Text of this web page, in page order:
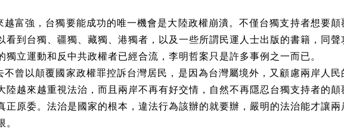
越富強，台獨要能成功的唯一機會是大陸政權崩潰。不僅台獨支持者想要顛
看到台獨、疆獨、藏獨、港獨者，以及一些所謂民運人士出版的書籍，同聲
獨立運動和反中共政權者已經合流，李明哲案只是許多事例之一而已。
不曾以顛覆國家政權罪控訴台灣居民，是因為台灣屬境外，又顧慮兩岸人
陸越來越重視法治，而且兩岸不再有好交情，自然不再隱忍台獨支持者的顛
正原委。法治是國家的根本，違法行為該辦的就要辦，嚴明的法治能才讓